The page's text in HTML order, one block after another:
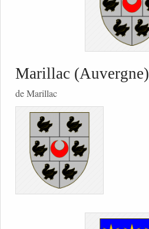
Marillac (Auvergne)
de Marillac